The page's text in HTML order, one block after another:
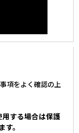
項をよく確認の上
用する場合は保護
。